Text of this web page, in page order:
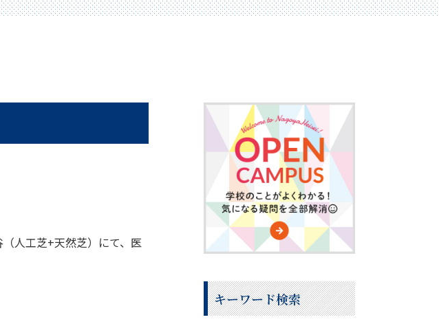
アスレティックトレーナー学科
数字でわかる名古屋平成看護医療専門学校
人工芝+天然芝）にて、医
キーワード検索